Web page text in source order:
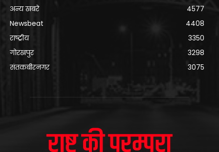
अन्य खबरे
4577
Newsbeat
4408
राष्ट्रीय
3350
गोरखपुर
3298
संतकबीरनगर
3075